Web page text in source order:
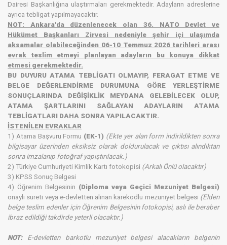
Dairesi Başkanlığına ulaştırmaları gerekmektedir. Adayların adreslerine
ayrıca tebligat yapılmayacaktır.
NOT: Ankara'da düzenlenecek olan 36. NATO Devlet ve
Hükümet Başkanları Zirvesi nedeniyle şehir içi ulaşımda
aksamalar olabileceğinden 06-10 Temmuz 2026 tarihleri arası
evrak teslim etmeyi planlayan adayların bu konuya dikkat
etmesi gerekmektedir.
BU DUYURU ATAMA TEBLİGATI OLMAYIP, FERAGAT ETME VE
BELGE DEĞERLENDİRME DURUMUNA GÖRE YERLEŞTİRME
SONUÇLARINDA DEĞİŞİKLİK MEYDANA GELEBİLECEK OLUP,
ATAMA ŞARTLARINI SAĞLAYAN ADAYLARIN ATAMA
TEBLİGATLARI DAHA SONRA YAPILACAKTIR.
İSTENİLEN EVRAKLAR
1) Atama Başvuru Formu (EK-1) (Ekte yer alan form indirildikten sonra
bilgisayar üzerinden eksiksiz olarak doldurulacak ve çıktısı alındıktan
sonra imzalanıp fotoğraf yapıştırılacak.)
2) Türkiye Cumhuriyeti Kimlik Kartı fotokopisi (Arkalı Önlü olacaktır)
3) KPSS Sonuç Belgesi
4) Öğrenim Belgesinin (Diploma veya Geçici Mezuniyet Belgesi)
onaylı sureti veya e-devletten alınan karekodlu mezuniyet belgesi (Elden
belge teslim edenler için Öğrenim Belgesinin fotokopisi, aslı ile beraber
ibraz edildiği takdirde yeterli olacaktır.)
NOT:E-devletten barkotlu mezuniyet belgesi alacakların belgenin